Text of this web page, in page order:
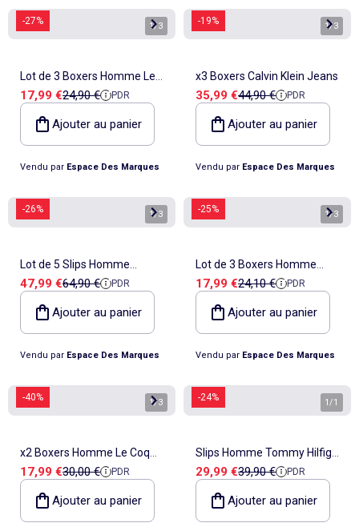
-27% 1/3
Lot de 3 Boxers Homme Le
Coq Sportif Boxer
Prix de vente
17,99 €Prix de référence
24,90 € PDR
Ajouter au panier
Vendu par Espace Des Marques
-19% 1/3
x3 Boxers Calvin Klein Jeans
Prix de vente
35,99 €Prix de référence
44,90 € PDR
Ajouter au panier
Vendu par Espace Des Marques
-26% 1/3
Lot de 5 Slips Homme
Tommy Hilfiger
Prix de vente
47,99 €Prix de référence
64,90 € PDR
Ajouter au panier
Vendu par Espace Des Marques
-25% 1/3
Lot de 3 Boxers Homme
Teddy Smith
Prix de vente
17,99 €Prix de référence
24,10 € PDR
Ajouter au panier
Vendu par Espace Des Marques
-40% 1/3
x2 Boxers Homme Le Coq
Sportif
Prix de vente
17,99 €Prix de référence
30,00 € PDR
Ajouter au panier
-24% 1 /1
Slips Homme Tommy Hilfiger
Bright e
Prix de vente
29,99 €Prix de référence
39,90 € PDR
Ajouter au panier